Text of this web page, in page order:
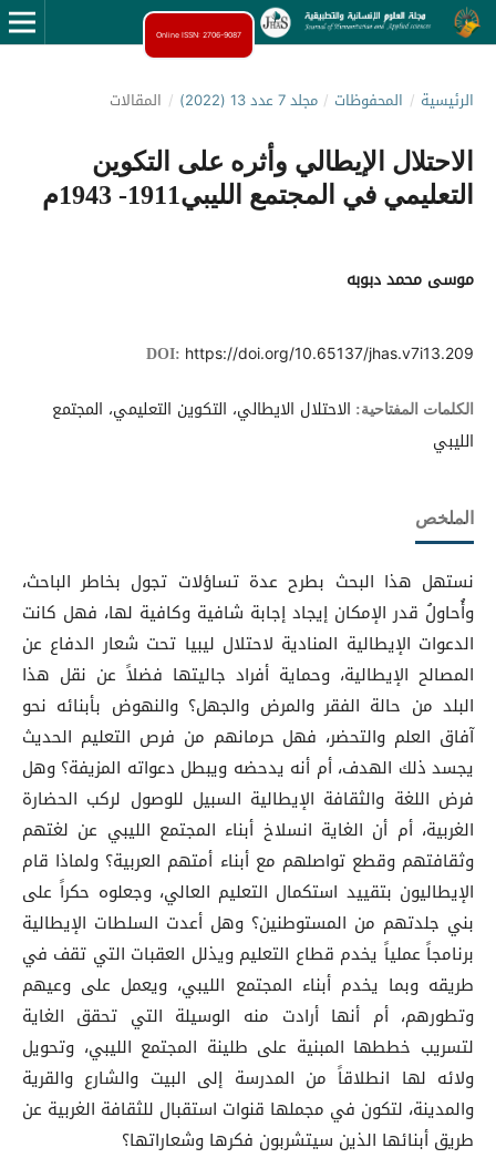
Online ISSN: 2706-9087
الرئيسية / المحفوظات / مجلد 7 عدد 13 (2022) / المقالات
الاحتلال الإيطالي وأثره على التكوين
التعليمي في المجتمع الليبي1911- 1943م
موسى محمد دبوبه
DOI: https://doi.org/10.65137/jhas.v7i13.209
الكلمات المفتاحية: الاحتلال الايطالي، التكوين التعليمي، المجتمع
الليبي
الملخص
نستهل هذا البحث بطرح عدة تساؤلات تجول بخاطر الباحث،
وأُحاولُ قدر الإمكان إيجاد إجابة شافية وكافية لها، فهل كانت
الدعوات الإيطالية المنادية لاحتلال ليبيا تحت شعار الدفاع عن
المصالح الإيطالية، وحماية أفراد جاليتها فضلاً عن نقل هذا
البلد من حالة الفقر والمرض والجهل؟ والنهوض بأبنائه نحو
آفاق العلم والتحضر، فهل حرمانهم من فرص التعليم الحديث
يجسد ذلك الهدف، أم أنه يدحضه ويبطل دعواته المزيفة؟ وهل
فرض اللغة والثقافة الإيطالية السبيل للوصول لركب الحضارة
الغربية، أم أن الغاية انسلاخ أبناء المجتمع الليبي عن لغتهم
وثقافتهم وقطع تواصلهم مع أبناء أمتهم العربية؟ ولماذا قام
الإيطاليون بتقييد استكمال التعليم العالي، وجعلوه حكراً على
بني جلدتهم من المستوطنين؟ وهل أعدت السلطات الإيطالية
برنامجاً عملياً يخدم قطاع التعليم ويذلل العقبات التي تقف في
طريقه وبما يخدم أبناء المجتمع الليبي، ويعمل على وعيهم
وتطورهم، أم أنها أرادت منه الوسيلة التي تحقق الغاية
لتسريب خططها المبنية على طلينة المجتمع الليبي، وتحويل
ولائه لها انطلاقاً من المدرسة إلى البيت والشارع والقرية
والمدينة، لتكون في مجملها قنوات استقبال للثقافة الغربية عن
طريق أبنائها الذين سيتشربون فكرها وشعاراتها؟